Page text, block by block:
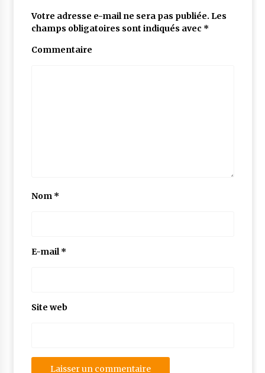
Votre adresse e-mail ne sera pas publiée. Les
champs obligatoires sont indiqués avec *
Commentaire
Nom *
E-mail*
Site web